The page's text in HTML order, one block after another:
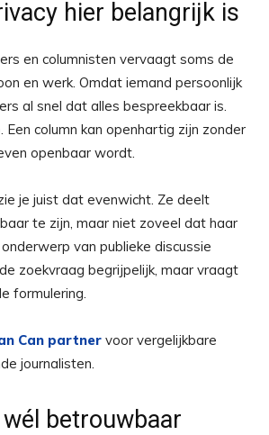
hier belangrijk is
en columnisten vervaagt soms de
en werk. Omdat iemand persoonlijk
al snel dat alles bespreekbaar is.
Een column kan openhartig zijn zonder
openbaar wordt.
je juist dat evenwicht. Ze deelt
te zijn, maar niet zoveel dat haar
van publieke discussie
zoekvraag begrijpelijk, maar vraagt
formulering.
Can partner voor vergelijkbare
journalisten.
betrouwbaar